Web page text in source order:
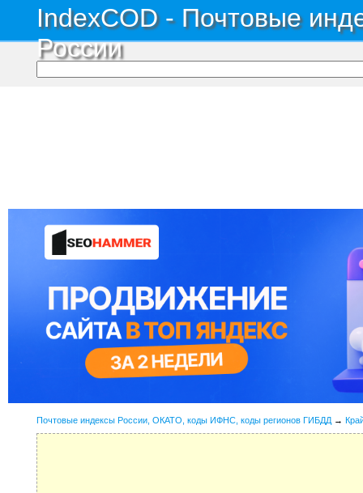
IndexCOD - Почтовые
России
Почтовые индексы России, ОКАТО, коды ИФНС, коды регионов ГИБДД →